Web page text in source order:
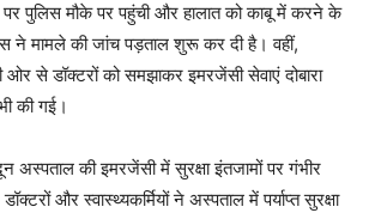
पर पुलिस मौके पर पहुंची और हालात को काबू में करने के
ने मामले की जांच पड़ताल शुरू कर दी है। वहीं,
से डॉक्टरों को समझाकर इमरजेंसी सेवाएं दोबारा
की गई।
अस्पताल की इमरजेंसी में सुरक्षा इंतजामों पर गंभीर
और स्वास्थ्यकर्मियों ने अस्पताल में पर्याप्त सुरक्षा